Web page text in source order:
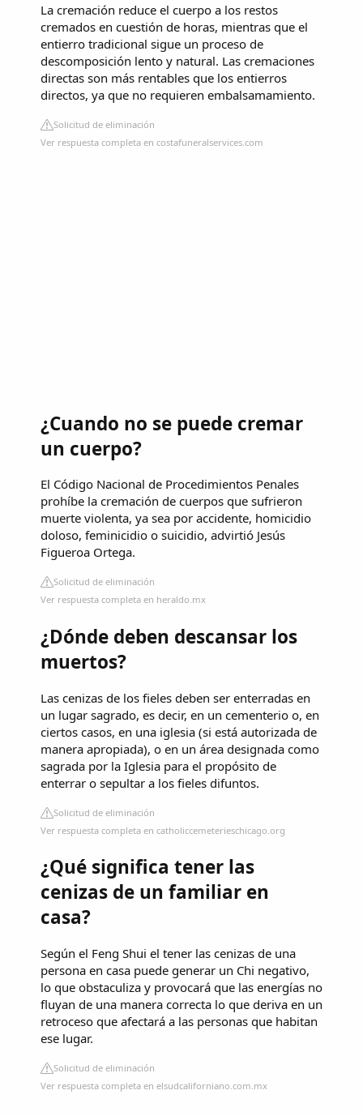
La cremación reduce el cuerpo a los restos
cremados en cuestión de horas, mientras que el
entierro tradicional sigue un proceso de
descomposición lento y natural. Las cremaciones
directas son más rentables que los entierros
directos, ya que no requieren embalsamamiento.
Solicitud de eliminación
Ver respuesta completa en costafuneralservices.com
¿Cuando no se puede cremar
un cuerpo?
El Código Nacional de Procedimientos Penales
prohíbe la cremación de cuerpos que sufrieron
muerte violenta, ya sea por accidente, homicidio
doloso, feminicidio o suicidio, advirtió Jesús
Figueroa Ortega.
Solicitud de eliminación
Ver respuesta completa en heraldo.mx
¿Dónde deben descansar los
muertos?
Las cenizas de los fieles deben ser enterradas en
un lugar sagrado, es decir, en un cementerio o, en
ciertos casos, en una iglesia (si está autorizada de
manera apropiada), o en un área designada como
sagrada por la Iglesia para el propósito de
enterrar o sepultar a los fieles difuntos.
Solicitud de eliminación
Ver respuesta completa en catholiccemeterieschicago.org
¿Qué significa tener las
cenizas de un familiar en
casa?
Según el Feng Shui el tener las cenizas de una
persona en casa puede generar un Chi negativo,
lo que obstaculiza y provocará que las energías no
fluyan de una manera correcta lo que deriva en un
retroceso que afectará a las personas que habitan
ese lugar.
Solicitud de eliminación
Ver respuesta completa en elsudcaliforniano.com.mx